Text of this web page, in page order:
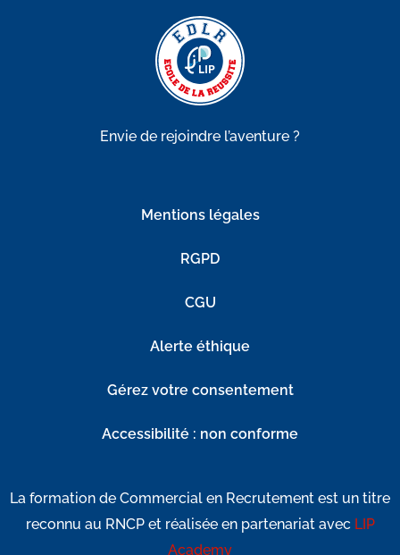
Envie de rejoindre l’aventure ?
Mentions légales
RGPD
CGU
Alerte éthique
Gérez votre consentement
Accessibilité : non conforme
La formation de Commercial en Recrutement est un titre
reconnu au RNCP et réalisée en partenariat avec LIP
Academy